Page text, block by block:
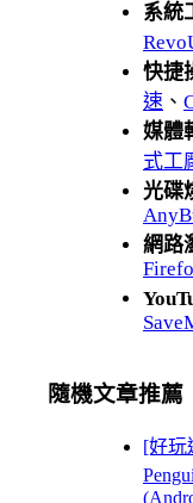
系統
快捷
速 、
媒體
式工
光碟
網路
隨機文章推薦
[好玩